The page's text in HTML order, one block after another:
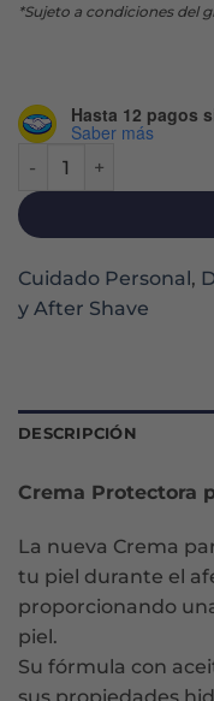
*Sujeto a condiciones del
Hasta 12 pagos
Saber más
Cuidado Personal,
y After Shave
DESCRIPCIÓN
Crema Protectora
La nueva Crema
tu piel durante el
proporcionando
piel.
Su fórmula con